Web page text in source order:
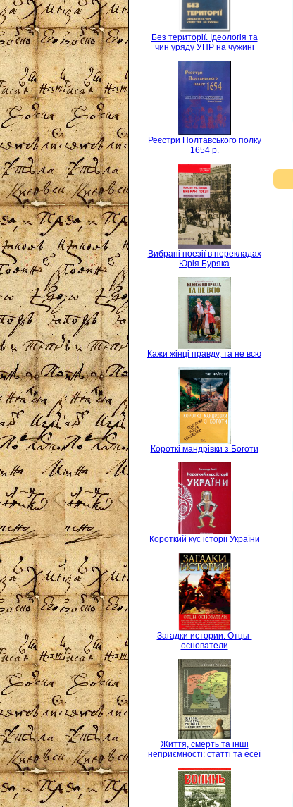
Без території. Ідеологія та
чин уряду УНР на чужині
Реєстри Полтавського полку
1654 р.
Вибрані поезії в перекладах
Юрія Буряка
Кажи жінці правду, та не всю
Короткі мандрівки з Боготи
Короткий кус історії України
Загадки истории. Отцы-
основатели
Життя, смерть та інші
неприємності: статті та есеї